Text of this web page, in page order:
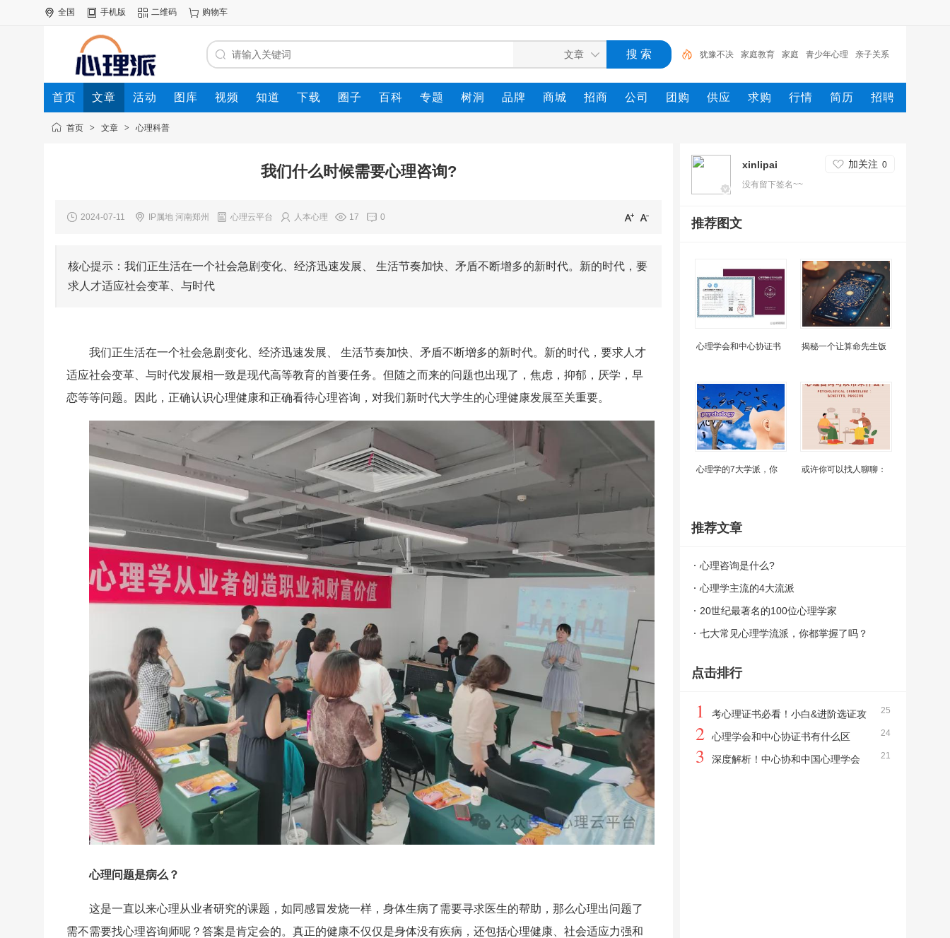
全国 手机版 二维码 购物车
犹豫不决 家庭教育 家庭 青少年心理 亲子关系
挽回婚姻 父母 婆媳关系 阶段 治愈
首页 文章 活动 图库 视频 知道 下载 圈子 百科 专题 树洞 品牌 商城 招商 公司 团购 供应 求购 行情 简历 招聘
首页 > 文章 > 心理科普
我们什么时候需要心理咨询?
2024-07-11 IP属地 河南郑州 心理云平台 人本心理 17 0
核心提示：我们正生活在一个社会急剧变化、经济迅速发展、 生活节奏加快、矛盾不断增多的新时代。新的时代，要
求人才适应社会变革、与时代
我们正生活在一个社会急剧变化、经济迅速发展、 生活节奏加快、矛盾不断增多的新时代。新的时代，要求人才
适应社会变革、与时代发展相一致是现代高等教育的首要任务。但随之而来的问题也出现了，焦虑，抑郁，厌学，早
恋等等问题。因此，正确认识心理健康和正确看待心理咨询，对我们新时代大学生的心理健康发展至关重要。
心理问题是病么？
这是一直以来心理从业者研究的课题，如同感冒发烧一样，身体生病了需要寻求医生的帮助，那么心理出问题了
需不需要找心理咨询师呢？答案是肯定会的。真正的健康不仅仅是身体没有疾病，还包括心理健康、社会适应力强和
xinlipai 加关注 0
没有留下签名~~
推荐图文
心理学会和中心协证书 揭秘一个让算命先生饭
心理学的7大学派，你 或许你可以找人聊聊：
推荐文章
心理咨询是什么?
心理学主流的4大流派
20世纪最著名的100位心理学家
七大常见心理学流派，你都掌握了吗？
点击排行
25
1
考心理证书必看！小白&进阶选证攻
略
24
2
心理学会和中心协证书有什么区
别，哪个更好？
21
3
深度解析！中心协和中国心理学会